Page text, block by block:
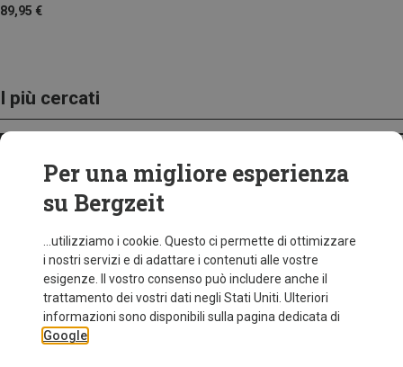
89,95 €
I più cercati
Per una migliore esperienza
su Bergzeit
...utilizziamo i cookie. Questo ci permette di ottimizzare
i nostri servizi e di adattare i contenuti alle vostre
esigenze. Il vostro consenso può includere anche il
trattamento dei vostri dati negli Stati Uniti. Ulteriori
informazioni sono disponibili sulla pagina dedicata di
Google